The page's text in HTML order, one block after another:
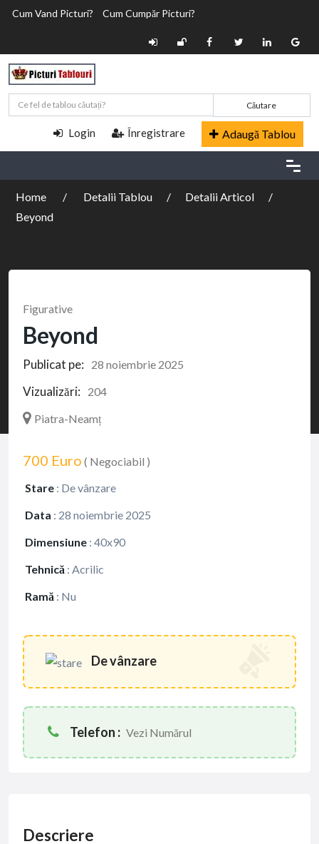
Cum Vand Picturi? Cum Cumpăr Picturi?
Căutare
Login Înregistrare Adaugă Tablou
Home Detalii Tablou
Detalii Articol
Beyond
Figurative
Beyond
Publicat pe: 28 noiembrie 2025
Vizualizări:
204
Piatra-Neamț
700 Euro ( Negociabil )
Stare : De vânzare
Data : 28 noiembrie 2025
Dimensiune : 40x90
Tehnică : Acrilic
Ramă : Nu
De vânzare
Telefon : Vezi Numărul
Descriere